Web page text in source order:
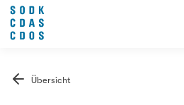
Übersicht